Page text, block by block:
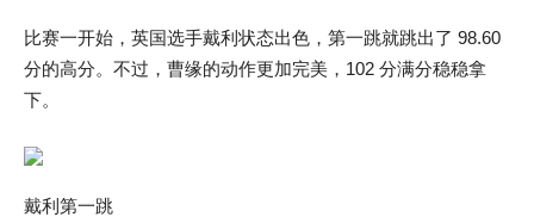
比赛一开始，英国选手戴利状态出色，第一跳就跳出了 98.60
分的高分。不过，曹缘的动作更加完美，102 分满分稳稳拿
下。
戴利第一跳